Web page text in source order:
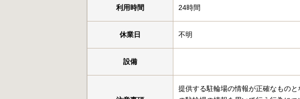
利用時間 24時間
休業日 不明
設備
提供する駐輪場の情報が正確なもの